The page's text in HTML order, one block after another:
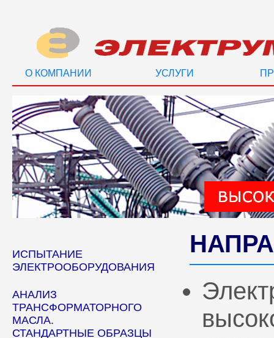
О КОМПАНИИ УСЛУГИ
ИСПЫТАНИЕ
ЭЛЕКТРООБОРУДОВАНИЯ
АНАЛИЗ
ТРАНСФОРМАТОРНОГО
МАСЛА.
СТАНДАРТНЫЕ ОБРАЗЦЫ